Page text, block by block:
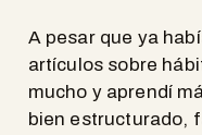
A pesar que ya
artículos sobre
mucho y aprendí
bien estructurado,